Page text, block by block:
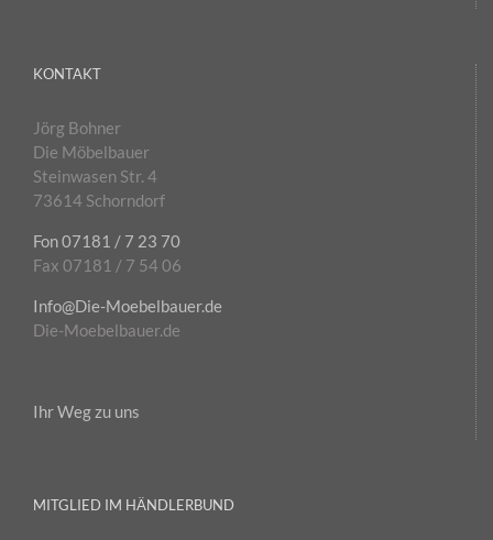
KONTAKT
Jörg Bohner
Die Möbelbauer
Steinwasen Str. 4
73614 Schorndorf
Fon 07181 / 7 23 70
Fax 07181 / 7 54 06
Info@Die-Moebelbauer.de
Die-Moebelbauer.de
Ihr Weg zu uns
MITGLIED IM HÄNDLERBUND